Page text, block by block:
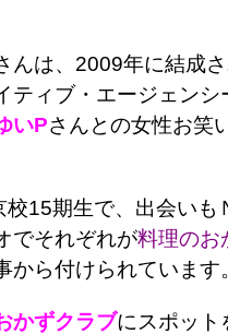
んは、2009年に結成
ティブ・エージェンシ
いPさんとの女性お笑
校15期生で、出会いも
でそれぞれが料理のお
から付けられています
かずクラブにスポット